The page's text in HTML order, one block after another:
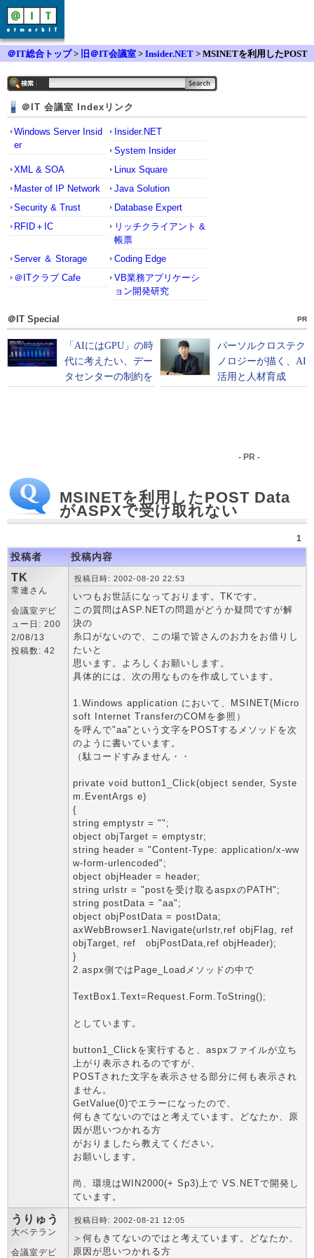
＠IT総合トップ> 旧＠IT会議室 > Insider.NET > MSINETを利用したPOST
＠IT 会議室 Indexリンク
Windows Server Insid
er
Insider.NET
System Insider
XML & SOA
Linux Square
Master of IP Network
Java Solution
Security & Trust
Database Expert
RFID＋IC
リッチクライアント &
帳票
Server ＆ Storage
Coding Edge
＠ITクラブ Cafe
VB業務アプリケーシ
ョン開発研究
＠IT Special PR
- PR -
MSINETを利用したPOST Data
がASPXで受け取れない
1
投稿者 投稿内容
TK
常連さん
会議室デビ
ュー日: 200
2/08/13
投稿数: 42
投稿日時: 2002-08-20 22:53
いつもお世話になっております。TKです。
この質問はASP.NETの問題がどうか疑問ですが解
決の
糸口がないので、この場で皆さんのお力をお借りし
たいと
思います。よろしくお願いします。
具体的には、次の用なものを作成しています。
1.Windows application において、MSINET(Micro
soft Internet TransferのCOMを参照）
を呼んで"aa"という文字をPOSTするメソッドを次
のように書いています。
（駄コードすみません・・
private void button1_Click(object sender, Syste
m.EventArgs e)
{
string emptystr = "";
object objTarget = emptystr;
string header = "Content-Type: application/x-ww
w-form-urlencoded";
object objHeader = header;
string urlstr = "postを受け取るaspxのPATH";
string postData = "aa";
object objPostData = postData;
axWebBrowser1.Navigate(urlstr,ref objFlag, ref
objTarget, ref objPostData,ref objHeader);
}
2.aspx側ではPage_Loadメソッドの中で
TextBox1.Text=Request.Form.ToString();
としています。
button1_Clickを実行すると、aspxファイルが立ち
上がり表示されるのですが、
POSTされた文字を表示させる部分に何も表示され
ません。
GetValue(0)でエラーになったので、
何もきてないのではと考えています。どなたか、原
因が思いつかれる方
がおりましたら教えてください。
お願いします。
尚、環境はWIN2000(+ Sp3)上で VS.NETで開発し
ています。
うりゅう
大ベテラン
会議室デビ
投稿日時: 2002-08-21 12:05
＞何もきてないのではと考えています。どなたか、
原因が思いつかれる方